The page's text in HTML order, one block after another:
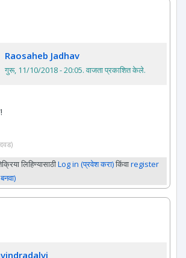
Raosaheb Jadhav
गुरू, 11/10/2018 - 20:05. वाजता प्रकाशित केले.
लिहिण्यासाठीLog in (प्रवेश करा)किंवाregister